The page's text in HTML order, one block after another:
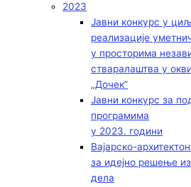
2023
Јавни конкурс у
реализације
у просторима
стваралаштва у
„Дочек”
Јавни конкурс за
програмима
у 2023. години
Вајарско-
за идејно решење
дела